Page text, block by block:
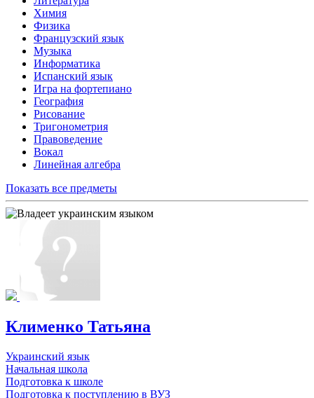
Химия
Физика
Французский язык
Музыка
Информатика
Испанский язык
Игра на фортепиано
География
Рисование
Тригонометрия
Правоведение
Вокал
Линейная алгебра
Показать все предметы
Клименко Татьяна
Украинский язык
Начальная школа
Подготовка к школе
Подготовка к поступлению в ВУЗ